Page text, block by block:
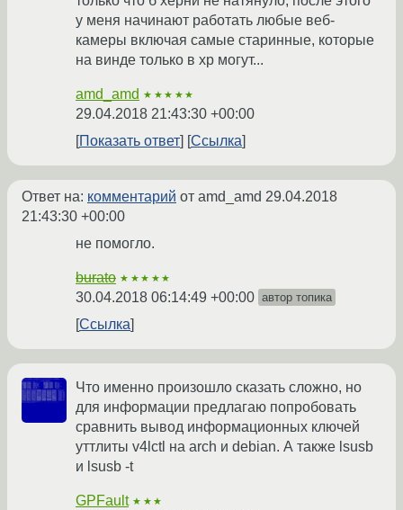
у меня начинают работать любые веб-
камеры включая самые старинные, которые
на винде только в хр могут...
amd_amd ★★★★★
29.04.2018 21:43:30 +00:00
Показать ответ
Ссылка
Ответ на: комментарий от amd_amd 29.04.2018
21:43:30 +00:00
не помогло.
burato ★★★★★
30.04.2018 06:14:49 +00:00 автор топика
Ссылка
Что именно произошло сказать сложно, но
для информации предлагаю попробовать
сравнить вывод информационных ключей
уттлиты v4lctl на arch и debian. А также lsusb
и lsusb -t
GPFault ★★★